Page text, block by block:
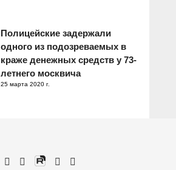
Полицейские задержали
одного из подозреваемых в
краже денежных средств у 73-
летнего москвича
25 марта 2020 г.